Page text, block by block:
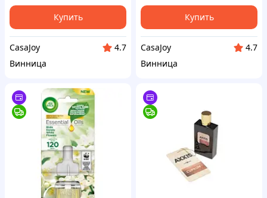
Купить
CasaJoy
4.7
Винница
Купить
CasaJoy
4.7
Винница